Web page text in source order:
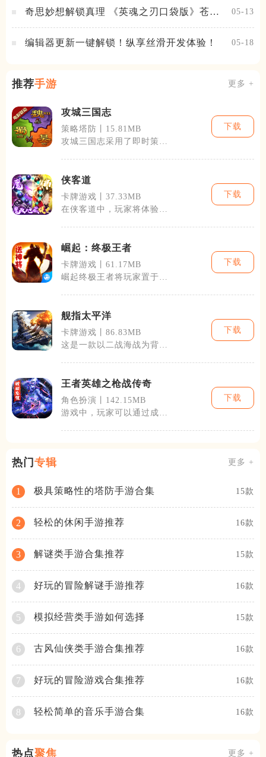
奇思妙想解锁真理 《英魂之刃口袋版》苍天
05-13
编辑器更新一键解锁！纵享丝滑开发体验！ 05-18
推荐手游 更多 +
攻城三国志
策略塔防丨15.81MB
攻城三国志采用了即时策略
与全国各地的
下载
侠客道
卡牌游戏丨37.33MB
在侠客道中，玩家将体验到
高手的过程。
下载
崛起：终极王者
卡牌游戏丨61.17MB
崛起终极王者将玩家置于一
一名玩家都将
下载
舰指太平洋
卡牌游戏丨86.83MB
这是一款以二战海战为背景
还原了历史上
下载
王者英雄之枪战传奇
角色扮演丨142.15MB
游戏中，玩家可以通过成为
具特色的战斗
下载
热门专辑 更多 +
1 极具策略性的塔防手游合集 15款
2 轻松的休闲手游推荐 16款
3 解谜类手游合集推荐 15款
4 好玩的冒险解谜手游推荐 16款
5 模拟经营类手游如何选择 15款
6 古风仙侠类手游合集推荐 16款
7 好玩的冒险游戏合集推荐 16款
8 轻松简单的音乐手游合集 16款
热点聚焦 更多 +